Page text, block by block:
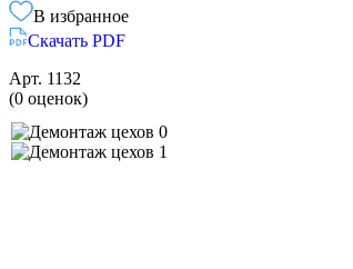
В избранное
Скачать PDF
Арт. 1132
(0 оценок)